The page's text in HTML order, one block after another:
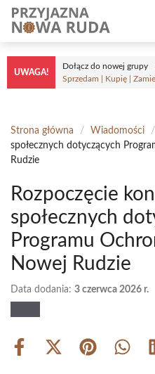
Przejdź
treści
UWAGA!
Dołącz do nowej grupy
Sprzedam | Kupię |
Strona główna / Wiadomości /
społecznych dotyczących
Rudzie
Rozpoczęcie
społecznych
Programu
Nowej Rudzie
Data dodania: 3 czerwca 2026 r.
Share
Share Share Share